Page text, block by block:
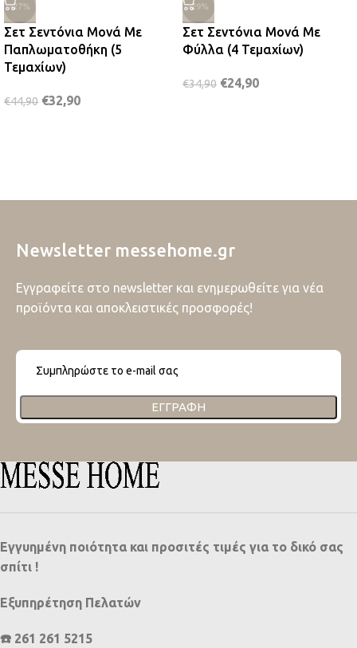
-27%
Σετ Σεντόνια Μονά Με
Παπλωματοθήκη (5
Τεμαχίων)
€44,90 €32,90
-29%
Σετ Σεντόνια Μονά Με
Φύλλα (4 Τεμαχίων)
€34,90 €24,90
Newsletter messehome.gr
Εγγραφείτε στο newsletter και ενημερωθείτε για νέα
προϊόντα και αποκλειστικές προσφορές!
ΕΓΓΡΑΦΉ
Εγγυημένη ποιότητα και προσιτές τιμές για το δικό σας
σπίτι !
Εξυπηρέτηση Πελατών
☎️ 261 261 5215